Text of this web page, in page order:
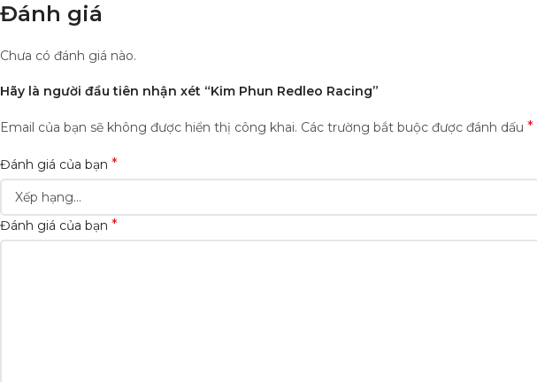
Đánh giá
Chưa có đánh giá nào.
Hãy là người đầu tiên nhận xét “Kim Phun Redleo Racing”
Email của bạn sẽ không được hiển thị công khai. Các trường bắt buộc được đánh dấu *
Đánh giá của bạn *
Đánh giá của bạn *